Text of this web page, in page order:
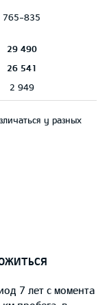
765-835
29 490
26 541
2 949
у разных
7 лет с момента